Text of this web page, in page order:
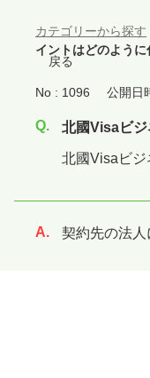
カテゴリーから探す
イントはどのよう
戻る
No : 1096 公開日
北國Visaビ
北國Visaビ
回答
契約先の法